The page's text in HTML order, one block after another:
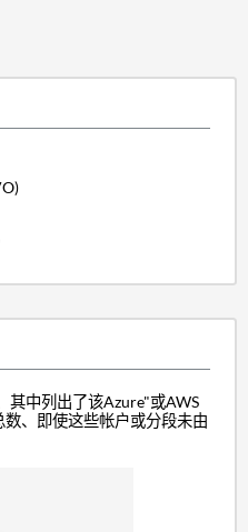
其中列出了该Azure"或AWS
、即使这些帐户或分段未由